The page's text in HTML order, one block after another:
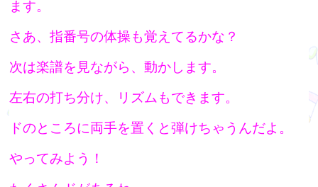
ます。
さあ、指番号の体操も覚えてるかな？
次は楽譜を見ながら、動かします。
左右の打ち分け、リズムもできます。
ドのところに両手を置くと弾けちゃうんだよ。
やってみよう！